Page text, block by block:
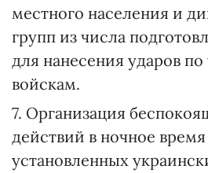
местного населения и
групп из числа
для нанесения ударов
войскам.
7. Организация
действий в ночное
установленных